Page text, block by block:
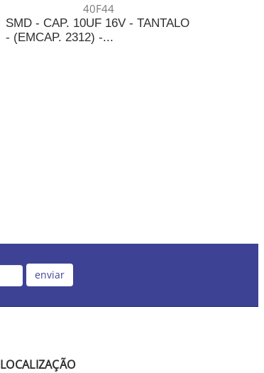
SMD - CAP. 10UF 16V - TANTALO
- (EMCAP. 2312) -...
enviar
LOCALIZAÇÃO